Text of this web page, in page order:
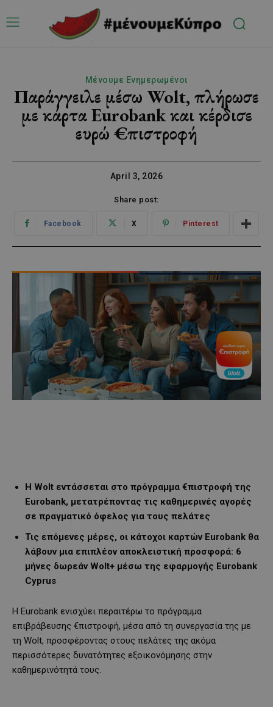
Μένουμε Ενημερωμένοι
Παράγγειλε μέσω Wolt, πλήρωσε
με κάρτα Eurobank και κέρδισε
ευρώ €πιστροφή
April 3, 2026
Share post:
Facebook X Pinterest
Η Wolt εντάσσεται στο πρόγραμμα €πιστροφή της
Eurobank, μετατρέποντας τις καθημερινές αγορές
σε πραγματικό όφελος για τους πελάτες
Τις επόμενες μέρες, οι κάτοχοι καρτών Eurobank θα
λάβουν μια επιπλέον αποκλειστική προσφορά: 6
μήνες δωρεάν Wolt+ μέσω της εφαρμογής Eurobank
Cyprus
Η Eurobank ενισχύει περαιτέρω το πρόγραμμα
επιβράβευσης €πιστροφή, μέσα από τη συνεργασία της με
τη Wolt, προσφέροντας στους πελάτες της ακόμα
περισσότερες δυνατότητες εξοικονόμησης στην
καθημερινότητά τους.